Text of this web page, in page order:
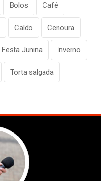
Bolos Café
Caldo Cenoura
Festa Junina Inverno
Torta salgada